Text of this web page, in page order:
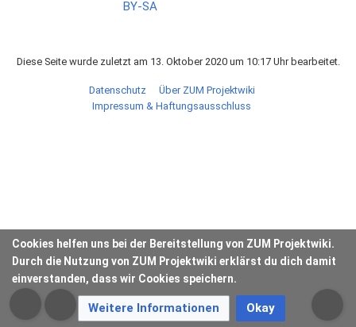
Cookies helfen uns bei der Bereitstellung von ZUM Projektwiki.
Durch die Nutzung von ZUM Projektwiki erklärst du dich damit
einverstanden, dass wir Cookies speichern.
Weitere Informationen Okay
Diese Seite wurde zuletzt am 13. Oktober 2020 um 10:17 Uhr bearbeitet.
Datenschutz
Über ZUM Projektwiki
Impressum & Haftungsausschluss